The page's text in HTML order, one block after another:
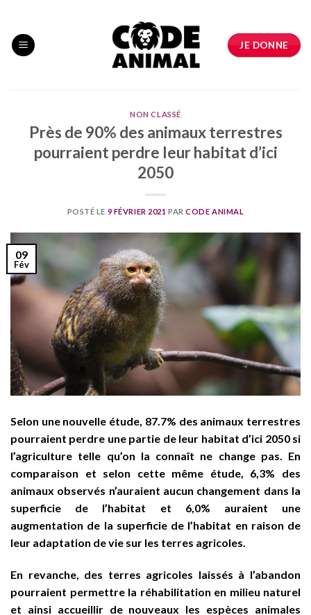
content
JE DONNE
NON CLASSÉ
Près de 90% des animaux terrestres
pourraient perdre leur habitat d’ici
2050
POSTÉ LE 9 FÉVRIER 2021 PARCODE ANIMAL
09
Fév
Selon une nouvelle étude, 87.7% des animaux terrestres
pourraient perdre une partie de leur habitat d’ici 2050 si
l’agriculture telle qu’on la connaît ne change pas. En
comparaison et selon cette même étude, 6,3% des
animaux observés n’auraient aucun changement dans la
superficie de l’habitat et 6,0% auraient une
augmentation de la superficie de l’habitat en raison de
leur adaptation de vie sur les terres agricoles.
En revanche, des terres agricoles laissés à l’abandon
pourraient permettre la réhabilitation en milieu naturel
et ainsi accueillir de nouveaux les espèces animales